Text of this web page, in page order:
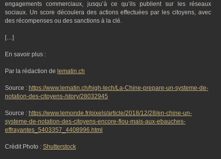
engagements commerciaux, jusqu’à ce qu’ils publient sur les réseaux
sociaux. Un score découlera des actions effectuées par les citoyens, avec
des récompenses ou des sanctions à la clé.
[…]
En savoir plus :
Par la rédaction de lematin.ch
Source : https://www.lematin.ch/high-tech/La-Chine-prepare-un-systeme-de-
notation-des-citoyens-/story/28032945
Source : https://www.lemonde.fr/pixels/article/2018/12/28/en-chine-un-
systeme-de-notation-des-citoyens-encore-flou-mais-aux-ebauches-
effrayantes_5403357_4408996.html
Crédit Photo : Shutterstock